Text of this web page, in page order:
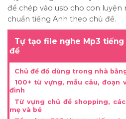
để chép vào usb cho con luyện
chuẩn tiếng Anh theo chủ đề.
Tự tạo file nghe Mp3
đề
Chủ đề đồ dùng trong nhà
100+ từ vựng, mẫu câu, đoạn
đình
Từ vựng chủ đề shopping,
mẹ và bé